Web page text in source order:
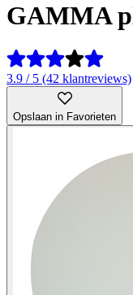
GAMMA
3.9 / 5 (42 klantreviews)
Opslaan in Favorieten